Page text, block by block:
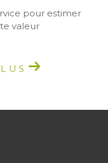
pour estimer
valeur